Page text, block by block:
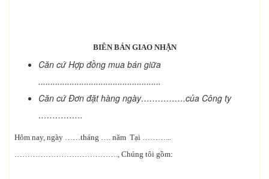
BIÊN BẢN GIAO NHẬN
Căn cứ Hợp đồng mua bán giữa
...................................................
Căn cứ Đơn đặt hàng ngày…………….của Công ty
…………….
Hôm nay, ngày ……tháng …. năm Tại ………...
…………………………………., Chúng tôi gồm: